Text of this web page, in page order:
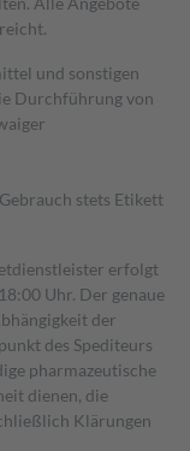
und sonstigen
Durchführung von
stets Etikett
erfolgt
Uhr. Der genaue
der
des Spediteurs
pharmazeutische
dienen, die
Klärungen